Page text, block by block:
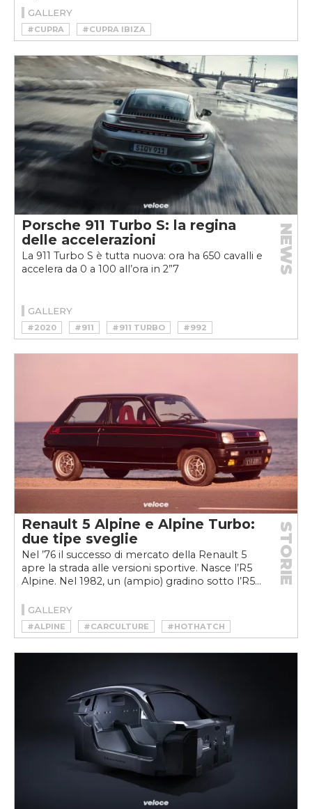
GALLERY
#CUPRA
#CUPRA IBIZA
#CUPRAWEEKVELOCE
#HOTHATCH
#IBIZA
#SEAT IBIZA
#SEAT IBIZA CUPRA
#TURBO
#WEEKVELOCE
Porsche 911 Turbo S: la regina
delle accelerazioni
La 911 Turbo S è tutta nuova: ora ha 650 cavalli e
accelera da 0 a 100 all’ora in 2”7
NEWS
GALLERY
#2020 #911 #911 TURBO
#992
#FLAT-SIX
#PORSCHE
#PORSCHE 911 TURBO S
#SPORTSCAR
Renault 5 Alpine e Alpine Turbo:
due tipe sveglie
Nel ’76 il successo di mercato della Renault 5
apre la strada alle versioni sportive. Nasce l’R5
Alpine. Nel 1982, un (ampio) gradino sotto l’R5...
STORIE
GALLERY
#ALPINE #CARCULTURE
#HOTHATCH
#R5
#RENAULT #RENAULT 5 #TURBO